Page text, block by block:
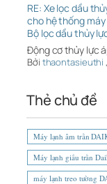
RE: Xe lọc dầu
cho hệ thống
Bộ lọc dầu thủy
Động cơ thủy lực
Bởi thaontasieuthi ,
Thẻ chủ đề
Máy lạnh âm trần
Máy lạnh giấu trần
máy lạnh treo tường